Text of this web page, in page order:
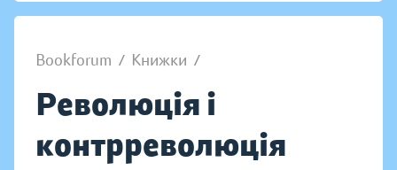
Bookforum / Книжки /
Революція і
контрреволюція